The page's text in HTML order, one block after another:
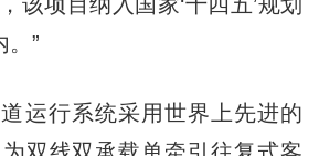
。”
运行系统采用世界上先进的